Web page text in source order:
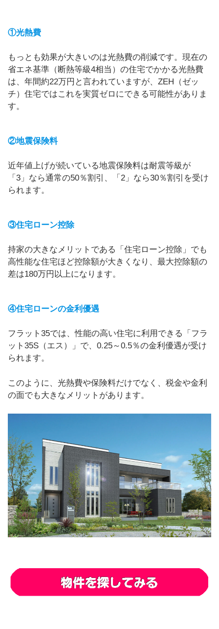
①光熱費
もっとも効果が大きいのは光熱費の削減です。現在の
省エネ基準（断熱等級4相当）の住宅でかかる光熱費
は、年間約22万円と言われていますが、ZEH（ゼッ
チ）住宅ではこれを実質ゼロにできる可能性がありま
す。
②地震保険料
近年値上げが続いている地震保険料は耐震等級が
「3」なら通常の50％割引、「2」なら30％割引を受け
られます。
③住宅ローン控除
持家の大きなメリットである「住宅ローン控除」でも
高性能な住宅ほど控除額が大きくなり、最大控除額の
差は180万円以上になります。
④住宅ローンの金利優遇
フラット35では、性能の高い住宅に利用できる「フラ
ット35S（エス）」で、0.25～0.5％の金利優遇が受け
られます。
このように、光熱費や保険料だけでなく、税金や金利
の面でも大きなメリットがあります。